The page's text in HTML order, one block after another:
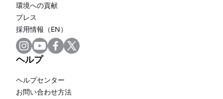
環境への貢献
プレス
採用情報（EN）
ヘルプ
ヘルプセンター
お問い合わせ方法